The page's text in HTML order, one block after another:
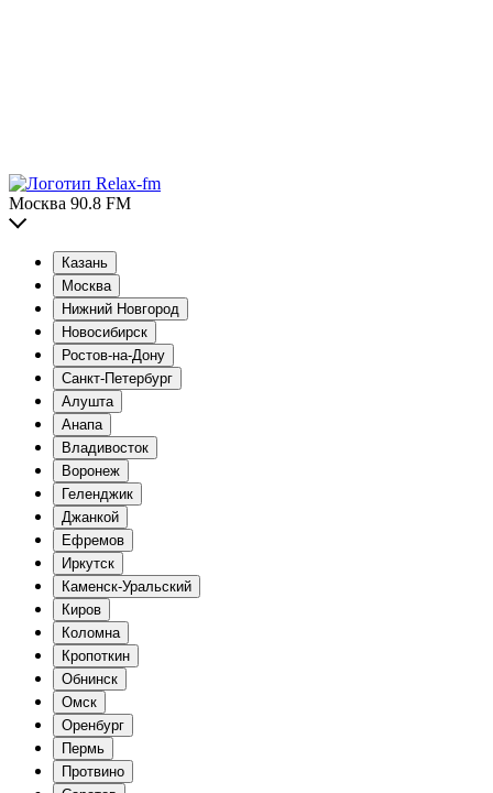
Москва 90.8 FM
Казань
Москва
Нижний Новгород
Новосибирск
Ростов-на-Дону
Санкт-Петербург
Алушта
Анапа
Владивосток
Воронеж
Геленджик
Джанкой
Ефремов
Иркутск
Каменск-Уральский
Киров
Коломна
Кропоткин
Обнинск
Омск
Оренбург
Пермь
Протвино